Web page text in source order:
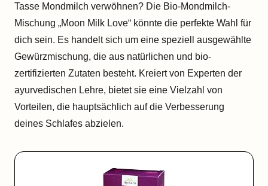
Tasse Mondmilch verwöhnen? Die Bio-Mondmilch-
Mischung „Moon Milk Love“ könnte die perfekte Wahl für
dich sein. Es handelt sich um eine speziell ausgewählte
Gewürzmischung, die aus natürlichen und bio-
zertifizierten Zutaten besteht. Kreiert von Experten der
ayurvedischen Lehre, bietet sie eine Vielzahl von
Vorteilen, die hauptsächlich auf die Verbesserung
deines Schlafes abzielen.